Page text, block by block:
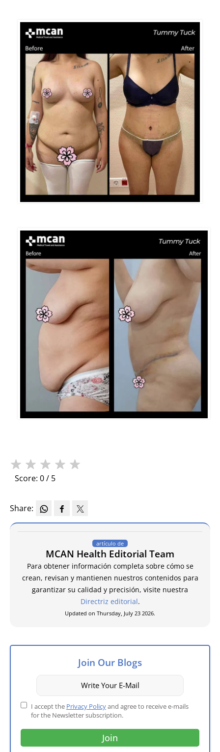
★ ★ ★ ★ ★
Score: 0 / 5
Share:
artículo de
MCAN Health Editorial Team
Para obtener información completa sobre cómo se
crean, revisan y mantienen nuestros contenidos para
garantizar su calidad y precisión, visite nuestra
Directriz editorial.
Updated on Thursday, July 23 2026.
Join Our Blogs
I accept the Privacy Policyand agree to receive e-mails
for the Newsletter subscription.